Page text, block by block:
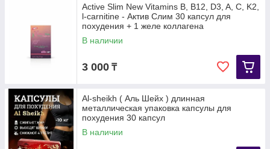
Active Slim New Vitamins B, B12, D3, A, C, K2,
l-carnitine - Актив Слим 30 капсул для
похудения + 1 желе коллагена
В наличии
3 000 ₸
Al-sheikh ( Аль Шейх ) длинная
металлическая упаковка капсулы для
похудения 30 капсул
В наличии